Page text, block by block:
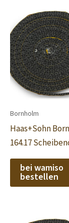
Bornholm
Haas+Sohn
164.17
bei wamiso
bestellen